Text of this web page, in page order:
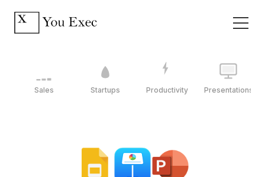
Sales Startups Productivity Presentations